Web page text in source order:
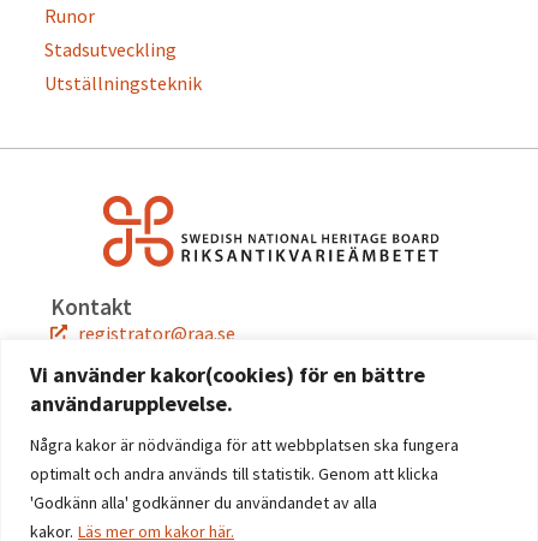
Vi använder kakor(cookies) för en bättre
användarupplevelse.
Några kakor är nödvändiga för att webbplatsen ska fungera
optimalt och andra används till statistik. Genom att klicka
'Godkänn alla' godkänner du användandet av alla
kakor. Läs mer om kakor här.
Runor
Stadsutveckling
Utställningsteknik
Kontakt
registrator@raa.se
Snabblänkar
Jobba hos oss
Press
Kontakta oss